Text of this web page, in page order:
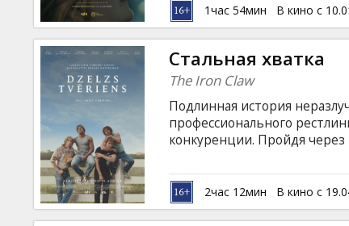
Клуб
1час 54мин В кино с
Стальная хватка
The Iron Claw
Подлинная история
профессионального
конкуренции. Пройдя
спортивной сцене. Фильм
и русском языках.
2час 12мин В кино с